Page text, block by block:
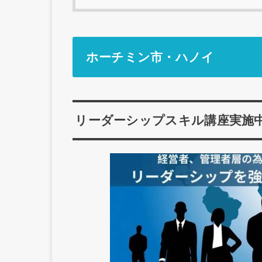
ホーチミン市・ハノイ
リーダーシップスキル講座実施